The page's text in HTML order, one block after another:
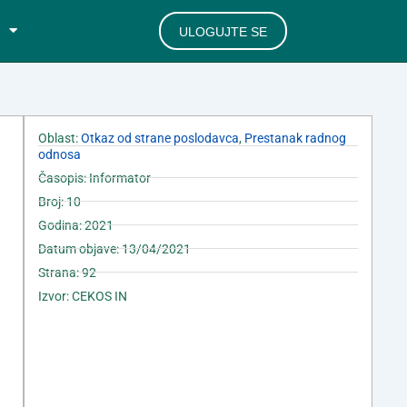
ULOGUJTE SE
Oblast:Otkaz od strane poslodavca, Prestanak radnog
odnosa
Časopis: Informator
Broj: 10
Godina: 2021
Datum objave: 13/04/2021
Strana: 92
Izvor: CEKOS IN